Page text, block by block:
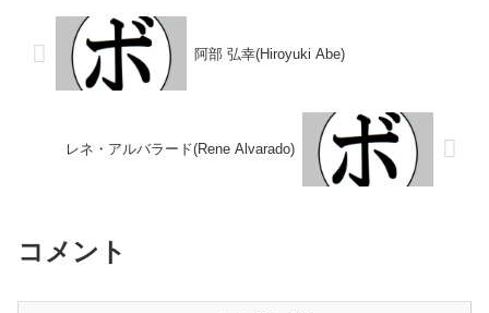
辺)1967/07/1...
阿部 弘幸(Hiroyuki Abe)
レネ・アルバラード(Rene Alvarado)
コメント